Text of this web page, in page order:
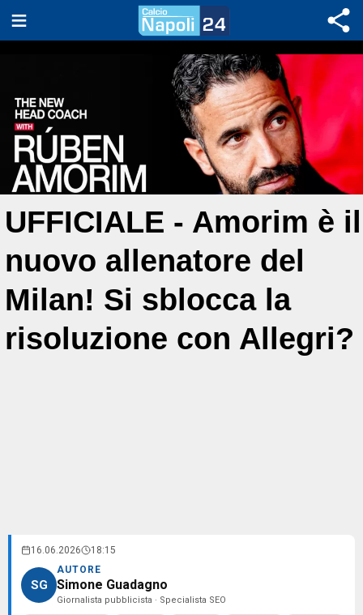
UFFICIALE - Amorim è il
nuovo allenatore del
Milan! Si sblocca la
risoluzione con Allegri?
16.06.2026 18:15
SG
AUTORE
Simone Guadagno
Giornalista pubblicista · Specialista SEO